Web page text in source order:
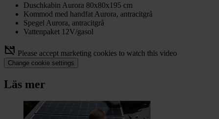
Duschkabin Aurora 80x80x195 cm
Kommod med handfat Aurora, antracitgrå
Spegel Aurora, antracitgrå
Vattenpaket 12V/gasol
movie_off Please accept marketing cookies to watch this video
Change cookie settings
Läs mer